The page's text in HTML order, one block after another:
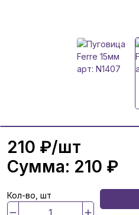
210 ₽/шт
Сумма: 210 ₽
Кол-во, шт